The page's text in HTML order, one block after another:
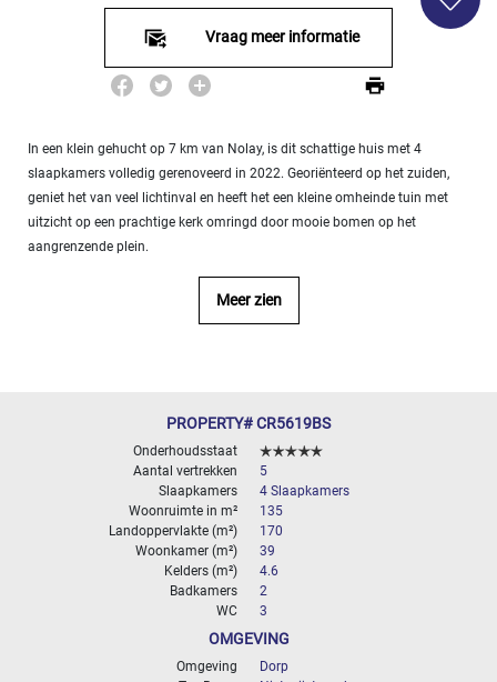
5
000
- 10
M2
Vraag meer informatie
In een klein gehucht op 7 km van Nolay, is dit schattige huis met 4
slaapkamers volledig gerenoveerd in 2022. Georiënteerd op het zuiden,
geniet het van veel lichtinval en heeft het een kleine omheinde tuin met
uitzicht op een prachtige kerk omringd door mooie bomen op het
aangrenzende plein.
Meer zien
PROPERTY# CR5619BS
Onderhoudsstaat
Aantal vertrekken
5
Slaapkamers
4 Slaapkamers
Woonruimte in m²
135
Landoppervlakte (m²)
170
Woonkamer (m²)
39
Kelders (m²)
4.6
Badkamers
2
WC
3
OMGEVING
Omgeving
Dorp